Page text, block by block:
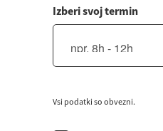
Izberi svoj termin
Vsi podatki so obvezni.